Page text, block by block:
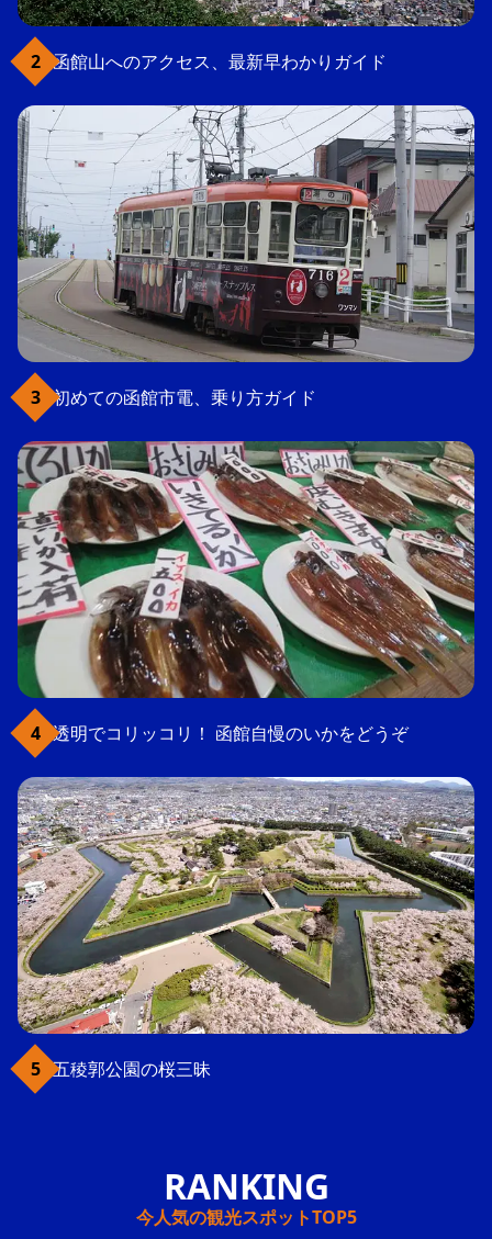
函館山へのアクセス、最新早わかりガイド
初めての函館市電、乗り方ガイド
透明でコリッコリ！ 函館自慢のいかをどうぞ
五稜郭公園の桜三昧
今人気の観光スポットTOP5